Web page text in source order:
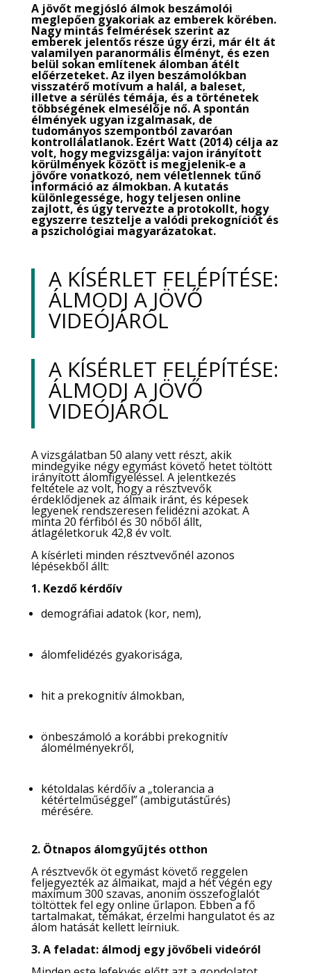
A jövőt megjósló álmok beszámolói
meglepően gyakoriak az emberek körében.
Nagy mintás felmérések szerint az
emberek jelentős része úgy érzi, már élt át
valamilyen paranormális élményt, és ezen
belül sokan említenek álomban átélt
előérzeteket. Az ilyen beszámolókban
visszatérő motívum a halál, a baleset,
illetve a sérülés témája, és a történetek
többségének elmesélője nő. A spontán
élmények ugyan izgalmasak, de
tudományos szempontból zavaróan
kontrollálatlanok. Ezért Watt (2014) célja az
volt, hogy megvizsgálja: vajon irányított
körülmények között is megjelenik‑e a
jövőre vonatkozó, nem véletlennek tűnő
információ az álmokban. A kutatás
különlegessége, hogy teljesen online
zajlott, és úgy tervezte a protokollt, hogy
egyszerre tesztelje a valódi prekogníciót és
a pszichológiai magyarázatokat.
A KÍSÉRLET FELÉPÍTÉSE:
ÁLMODJ A JÖVŐ
VIDEÓJÁRÓL
A KÍSÉRLET FELÉPÍTÉSE:
ÁLMODJ A JÖVŐ
VIDEÓJÁRÓL
A vizsgálatban 50 alany vett részt, akik
mindegyike négy egymást követő hetet töltött
irányított álomfigyeléssel. A jelentkezés
feltétele az volt, hogy a résztvevők
érdeklődjenek az álmaik iránt, és képesek
legyenek rendszeresen felidézni azokat. A
minta 20 férfiból és 30 nőből állt,
átlagéletkoruk 42,8 év volt.
A kísérleti minden résztvevőnél azonos
lépésekből állt:
1. Kezdő kérdőív
demográfiai adatok (kor, nem),
álomfelidézés gyakorisága,
hit a prekognitív álmokban,
önbeszámoló a korábbi prekognitív
álomélményekről,
kétoldalas kérdőív a „tolerancia a
kétértelműséggel” (ambigutástűrés)
mérésére.
2. Ötnapos álomgyűjtés otthon
A résztvevők öt egymást követő reggelen
feljegyezték az álmaikat, majd a hét végén egy
maximum 300 szavas, anonim összefoglalót
töltöttek fel egy online űrlapon. Ebben a fő
tartalmakat, témákat, érzelmi hangulatot és az
álom hatását kellett leírniuk.
3. A feladat: álmodj egy jövőbeli videóról